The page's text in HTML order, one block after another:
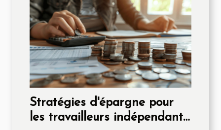
Stratégies d'épargne pour
les travailleurs indépendants